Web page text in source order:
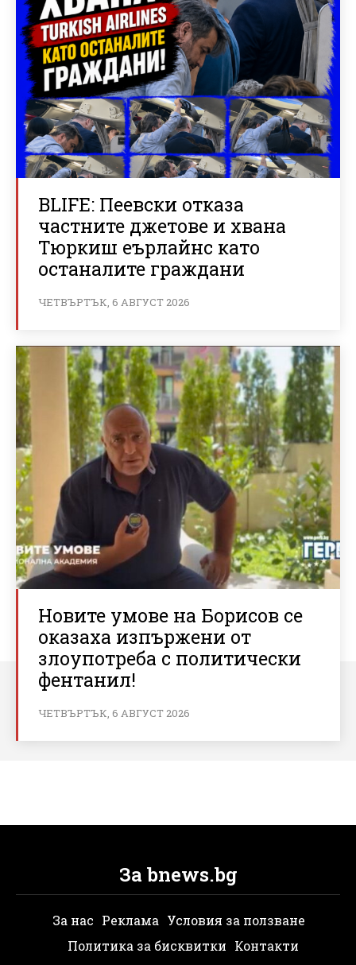
BLIFE: Пеевски отказа
частните джетове и хвана
Тюркиш еърлайнс като
останалите граждани
ЧЕТВЪРТЪК, 6 АВГУСТ 2026
Новите умове на Борисов се
оказаха изпържени от
злоупотреба с политически
фентанил!
ЧЕТВЪРТЪК, 6 АВГУСТ 2026
За bnews.bg
За нас Реклама Условия за ползване
Политика за бисквитки Контакти